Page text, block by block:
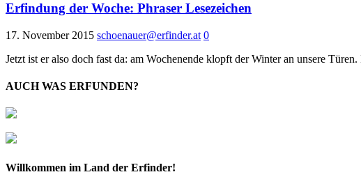
Erfindung der Woche: Phraser Lesezeichen
17. November 2015 schoenauer@erfinder.at 0
Jetzt ist er also doch fast da: am Wochenende klopft der Winter an unsere
AUCH WAS ERFUNDEN?
Willkommen im Land der Erfinder!